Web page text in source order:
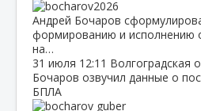
Андрей Бочаров
формированию и исполнению
на…
31 июля 12:11 Волгоградская
Бочаров озвучил данные о
БПЛА